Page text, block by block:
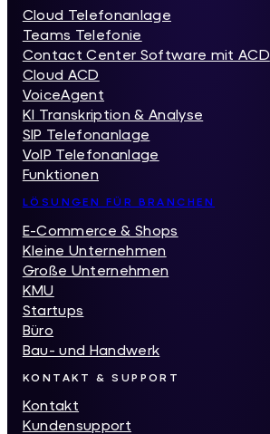
Cloud Telefonanlage
Teams Telefonie
Contact Center Software mit ACD
Cloud ACD
VoiceAgent
KI Transkription & Analyse
SIP Telefonanlage
VoIP Telefonanlage
Funktionen
LÖSUNGEN FÜR BRANCHEN
E-Commerce & Shops
Kleine Unternehmen
Große Unternehmen
KMU
Startups
Büro
Bau- und Handwerk
KONTAKT & SUPPORT
Kontakt
Kundensupport